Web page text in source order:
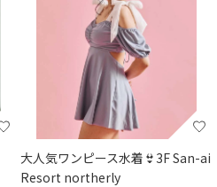
大人気ワンピース水着👙3F San-ai
Resort northerly